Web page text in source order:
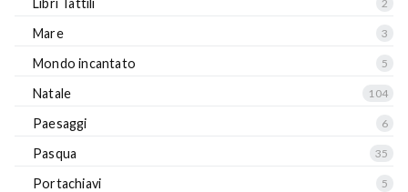
2
Mare 3
Mondo incantato 5
Natale 104
Paesaggi 6
Pasqua 35
Portachiavi 5